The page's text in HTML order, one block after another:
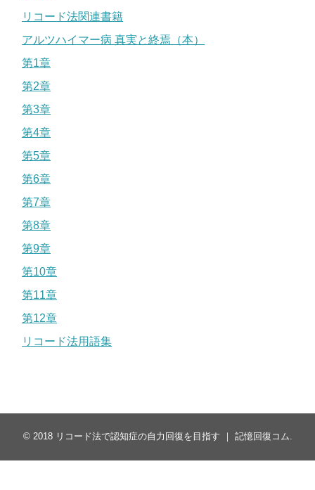
リコード法関連書籍
アルツハイマー病 真実と終焉（本）
第1章
第2章
第3章
第4章
第5章
第6章
第7章
第8章
第9章
第10章
第11章
第12章
リコード法用語集
© 2018 リコード法で認知症の自力回復を目指す ｜ 記憶回復コム.